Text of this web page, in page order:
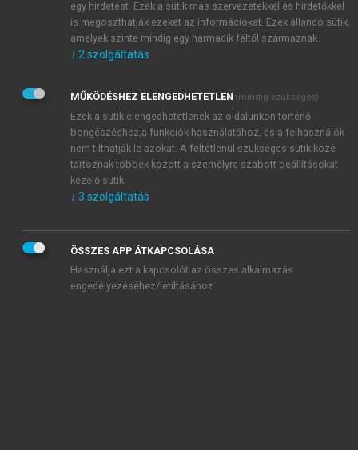
Kérek értesítést a MeRSZ újdonságairól, akcióiról.
Kérek értesítést az Akadémiai Kiadó Zrt. újdonságairól,
Adatkezelési tájékoztatóbanfoglaltakat tudomásul
veszem és elfogadom.
Általános vásárlási feltételeket, valamint a szotar.netés a
mersz.huoldalak licencszerződéseiben foglaltakat
tudomásul veszem és elfogadom.
KIPRÓBÁLOM
egy hirdetést. Ezek a sütik más szervezetekkel és hirdetőkkel
is megoszthatják ezeket az információkat. Ezek állandó sütik,
amelyek szinte mindig egy harmadik féltől származnak.
↓ 2 szolgáltatás
MŰKÖDÉSHEZ ELENGEDHETETLEN (mindig szükséges)
Ezek a sütik elengedhetetlenek az oldalunkon történő
böngészéshez,a funkciók használatához, és a felhasználók
nem tilthatják le azokat. A feltétlenül szükséges sütik közé
tartoznak többek között a személyre szabott beállításokat
kezelő sütik.
↓ 3 szolgáltatás
ÖSSZES APP ÁTKAPCSOLÁSA
Használja ezt a kapcsolót az összes alkalmazás
engedélyezéséhez/letiltásához.